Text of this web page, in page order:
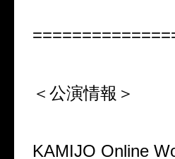
＜公演情報＞
KAMIJO Online